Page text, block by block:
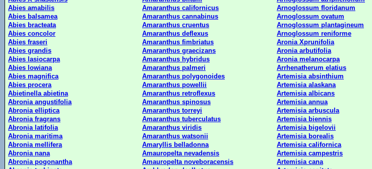
Abies amabilis
Amaranthus californicus
Arnoglossum floridanum
Abies balsamea
Amaranthus cannabinus
Arnoglossum ovatum
Abies bracteata
Amaranthus cruentus
Arnoglossum plantagineum
Abies concolor
Amaranthus deflexus
Arnoglossum reniforme
Abies fraseri
Amaranthus fimbriatus
Aronia Xprunifolia
Abies grandis
Amaranthus graecizans
Aronia arbutifolia
Abies lasiocarpa
Amaranthus hybridus
Aronia melanocarpa
Abies lowiana
Amaranthus palmeri
Arrhenatherum elatius
Abies magnifica
Amaranthus polygonoides
Artemisia absinthium
Abies procera
Amaranthus powellii
Artemisia alaskana
Abietinella abietina
Amaranthus retroflexus
Artemisia albicans
Abronia angustifolia
Amaranthus spinosus
Artemisia annua
Abronia elliptica
Amaranthus torreyi
Artemisia arbuscula
Abronia fragrans
Amaranthus tuberculatus
Artemisia biennis
Abronia latifolia
Amaranthus viridis
Artemisia bigelovii
Abronia maritima
Amaranthus watsonii
Artemisia borealis
Abronia mellifera
Amaryllis belladonna
Artemisia californica
Abronia nana
Amauropelta nevadensis
Artemisia campestris
Abronia pogonantha
Amauropelta noveboracensis
Artemisia cana